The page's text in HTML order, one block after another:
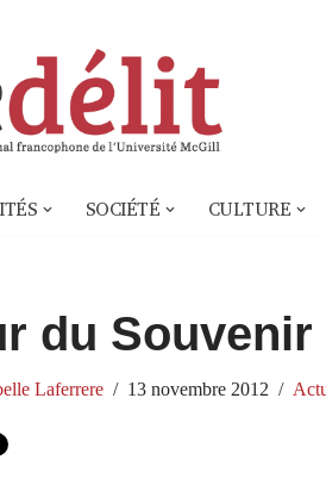
SOCIÉTÉ CULTURE
du Souvenir
Laferrere 13 novembre 2012